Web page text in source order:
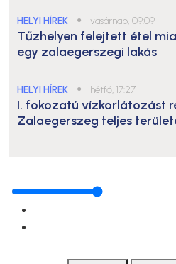
HELYI HÍREK ● vasárnap, 09:09
Tűzhelyen felejtett étel
egy zalaegerszegi lakás
HELYI HÍREK ● hétfő, 17:27
I. fokozatú vízkorlátozást
Zalaegerszeg teljes